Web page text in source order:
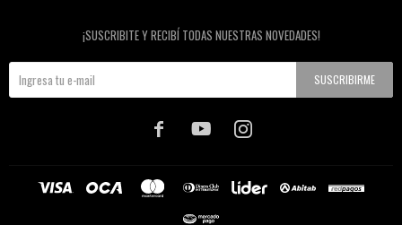
¡SUSCRIBITE Y RECIBÍ TODAS NUESTRAS NOVEDADES!
SUSCRIBIRME
  